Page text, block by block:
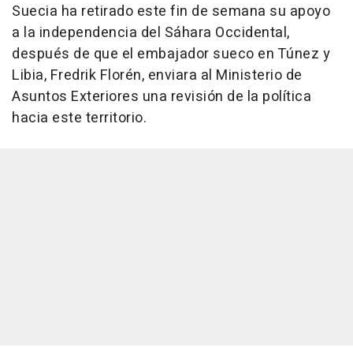
Suecia ha retirado este fin de semana su apoyo
a la independencia del Sáhara Occidental,
después de que el embajador sueco en Túnez y
Libia, Fredrik Florén, enviara al Ministerio de
Asuntos Exteriores una revisión de la política
hacia este territorio.